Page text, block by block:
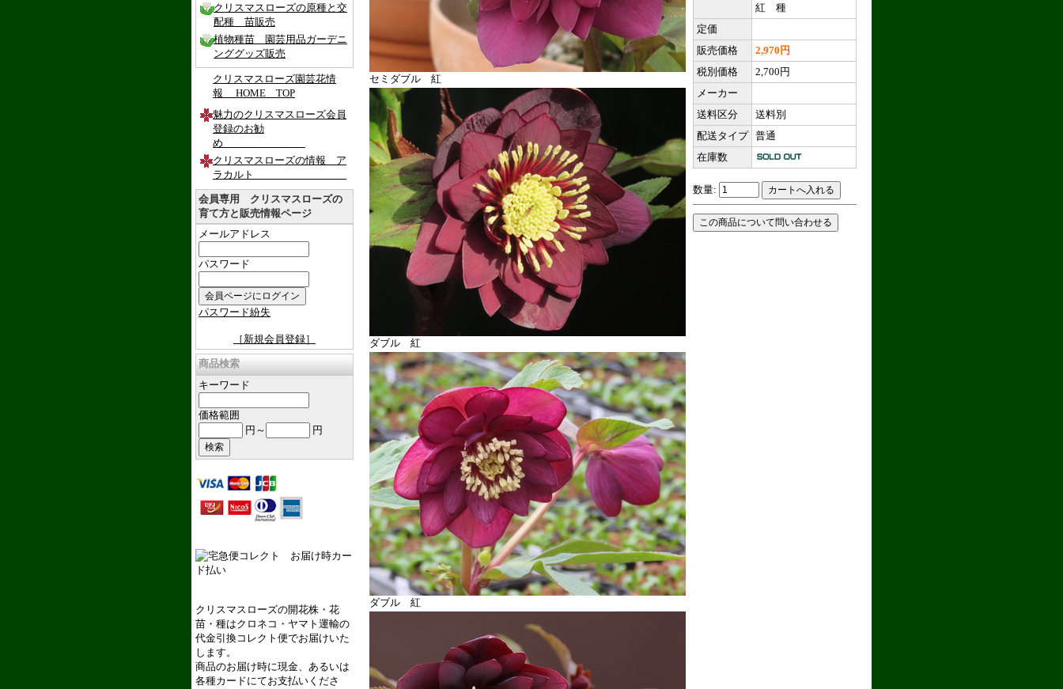
クリスマスローズの原種と交
配種 苗販売
植物種苗 園芸用品ガーデニ
ンググッズ販売
クリスマスローズ園芸花情
報 HOME TOP
魅力のクリスマスローズ会員
登録のお勧
め
クリスマスローズの情報 ア
ラカルト
会員専用 クリスマスローズの
育て方と販売情報ページ
メールアドレス
パスワード
パスワード紛失
［新規会員登録］
商品検索
キーワード
価格範囲
円～
円
クリスマスローズの開花株・花
苗・種はクロネコ・ヤマト運輸の
代金引換コレクト便でお届けいた
します。
商品のお届け時に現金、あるいは
各種カードにてお支払いくださ
セミダブル 紅
ダブル 紅
ダブル 紅
紅 種
定価
販売価格
2,970円
税別価格
2,700円
メーカー
送料区分
送料別
配送タイプ 普通
在庫数
数量: